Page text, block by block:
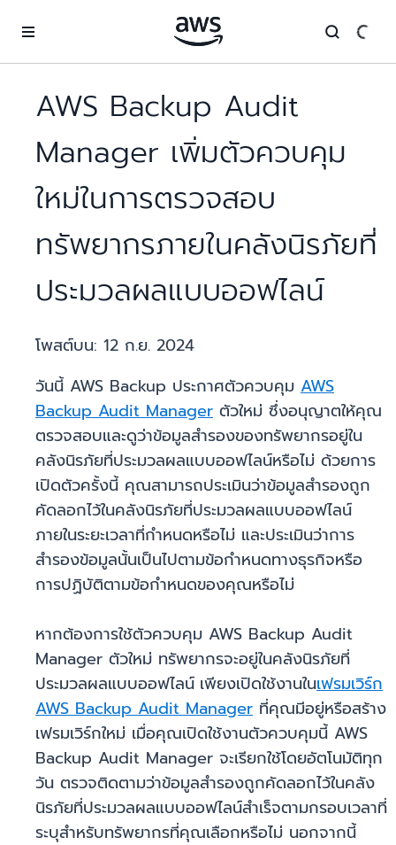
AWS Backup Audit
Manager เพิ่มตัวควบคุม
ใหม่ในการตรวจสอบ
ทรัพยากรภายในคลังนิรภัยที่
ประมวลผลแบบออฟไลน์
โพสต์บน: 12 ก.ย. 2024
วันนี้ AWS Backup ประกาศตัวควบคุม AWS
Backup Audit Manager ตัวใหม่ ซึ่งอนุญาตให้คุณ
ตรวจสอบและดูว่าข้อมูลสำรองของทรัพยากรอยู่ใน
คลังนิรภัยที่ประมวลผลแบบออฟไลน์หรือไม่ ด้วยการ
เปิดตัวครั้งนี้ คุณสามารถประเมินว่าข้อมูลสำรองถูก
คัดลอกไว้ในคลังนิรภัยที่ประมวลผลแบบออฟไลน์
ภายในระยะเวลาที่กำหนดหรือไม่ และประเมินว่าการ
สำรองข้อมูลนั้นเป็นไปตามข้อกำหนดทางธุรกิจหรือ
การปฏิบัติตามข้อกำหนดของคุณหรือไม่
หากต้องการใช้ตัวควบคุม AWS Backup Audit
Manager ตัวใหม่ ทรัพยากรจะอยู่ในคลังนิรภัยที่
ประมวลผลแบบออฟไลน์ เพียงเปิดใช้งานในเฟรมเวิร์ก
AWS Backup Audit Manager ที่คุณมีอยู่หรือสร้าง
เฟรมเวิร์กใหม่ เมื่อคุณเปิดใช้งานตัวควบคุมนี้ AWS
Backup Audit Manager จะเรียกใช้โดยอัตโนมัติทุก
วัน ตรวจติดตามว่าข้อมูลสำรองถูกคัดลอกไว้ในคลัง
นิรภัยที่ประมวลผลแบบออฟไลน์สำเร็จตามกรอบเวลาที่
ระบุสำหรับทรัพยากรที่คุณเลือกหรือไม่ นอกจากนี้